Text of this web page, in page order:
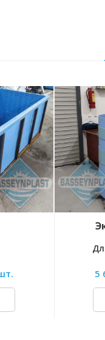
Для пищ. продуктов
5 600 000 сум / шт.